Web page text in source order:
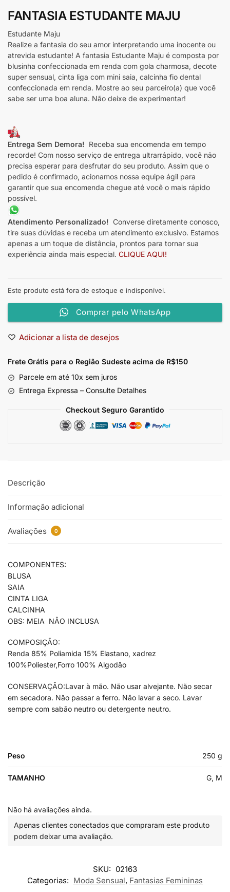
FANTASIA ESTUDANTE MAJU
Estudante Maju
Realize a fantasia do seu amor interpretando uma inocente ou
atrevida estudante! A fantasia Estudante Maju é composta por
blusinha confeccionada em renda com gola charmosa, decote
super sensual, cinta liga com mini saia, calcinha fio dental
confeccionada em renda. Mostre ao seu parceiro(a) que você
sabe ser uma boa aluna. Não deixe de experimentar!
Entrega Sem Demora! Receba sua encomenda em tempo
recorde! Com nosso serviço de entrega ultrarrápido, você não
precisa esperar para desfrutar do seu produto. Assim que o
pedido é confirmado, acionamos nossa equipe ágil para
garantir que sua encomenda chegue até você o mais rápido
possível.
Atendimento Personalizado! Converse diretamente conosco,
tire suas dúvidas e receba um atendimento exclusivo. Estamos
apenas a um toque de distância, prontos para tornar sua
experiência ainda mais especial. CLIQUE AQUI!
Este produto está fora de estoque e indisponível.
Comprar pelo WhatsApp
Adicionar a lista de desejos
Frete Grátis para o Região Sudeste acima de R$150
Parcele em até 10x sem juros
Entrega Expressa – Consulte Detalhes
Checkout Seguro Garantido
Descrição
Informação adicional
Avaliações 0
COMPONENTES:
BLUSA
SAIA
CINTA LIGA
CALCINHA
OBS: MEIA NÃO INCLUSA
COMPOSIÇÃO:
Renda 85% Poliamida 15% Elastano, xadrez
100%Poliester,Forro 100% Algodão
CONSERVAÇÃO:Lavar à mão. Não usar alvejante. Não secar
em secadora. Não passar a ferro. Não lavar a seco. Lavar
sempre com sabão neutro ou detergente neutro.
Peso 250 g
TAMANHO G, M
Não há avaliações ainda.
Apenas clientes conectados que compraram este produto
podem deixar uma avaliação.
SKU: 02163
Categorias: Moda Sensual, Fantasias Femininas